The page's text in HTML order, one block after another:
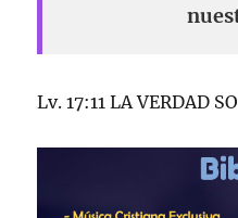
Lv. 17:11 LA VERDAD